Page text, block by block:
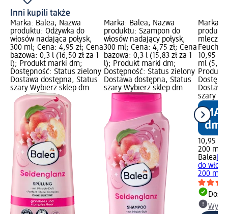
Inni kupili także
Marka: Balea; Nazwa
produktu: Odżywka do
włosów nadająca połysk,
300 ml; Cena: 4,95 zł; Cena
bazowa: 0,3 l (16,50 zł za 1
l); Produkt marki dm;
Dostępność: Status zielony
Dostawa dostępna, Status
szary Wybierz sklep dm
Marka: Balea; Nazwa
produktu: Szampon do
włosów nadający połysk,
300 ml; Cena: 4,75 zł; Cena
bazowa: 0,3 l (15,83 zł za 1
l); Produkt marki dm;
Dostępność: Status zielony
Dostawa dostępna, Status
szary Wybierz sklep dm
Marka:
mleczko
10,95
ml (5,48
Produkt
szary
10,95 zł
200 ml
Balea
do
200 ml